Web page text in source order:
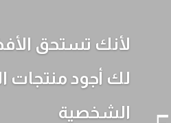
لأنك تستحق
لك أجود منتجات
الشخصية